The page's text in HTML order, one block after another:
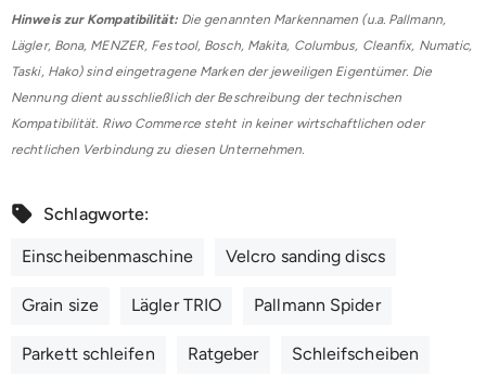
Hinweis zur Kompatibilität:Die genannten Markennamen (u.a. Pallmann,
Lägler, Bona, MENZER, Festool, Bosch, Makita, Columbus, Cleanfix, Numatic,
Taski, Hako) sind eingetragene Marken der jeweiligen Eigentümer. Die
Nennung dient ausschließlich der Beschreibung der technischen
Kompatibilität. Riwo Commerce steht in keiner wirtschaftlichen oder
rechtlichen Verbindung zu diesen Unternehmen.
Schlagworte:
Einscheibenmaschine Velcro sanding discs
Grain size Lägler TRIO Pallmann Spider
Parkett schleifen Ratgeber Schleifscheiben